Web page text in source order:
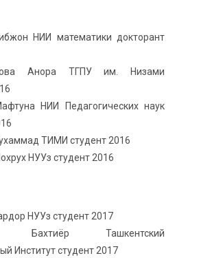
НИИ математики докторант
Анора ТГПУ им. Низами
НИИ Педагогических наук
ТИМИ студент 2016
НУУз студент 2016
НУУз студент 2017
Бахтиёр Ташкентский
Институт студент 2017